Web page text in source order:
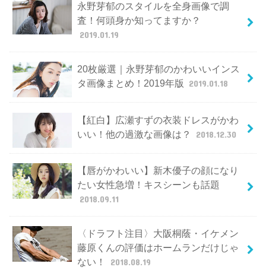
永野芽郁のスタイルを全身画像で調
査！何頭身か知ってますか？
2019.01.19
20枚厳選｜永野芽郁のかわいいインス
タ画像まとめ！2019年版
2019.01.18
【紅白】広瀬すずの衣装ドレスがかわ
いい！他の過激な画像は？
2018.12.30
【唇がかわいい】新木優子の顔になり
たい女性急増！キスシーンも話題
2018.09.11
〈ドラフト注目〉大阪桐蔭・イケメン
藤原くんの評価はホームランだけじゃ
ない！
2018.08.19